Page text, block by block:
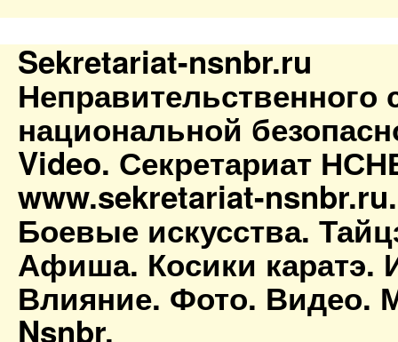
Sekretariat-nsnbr.ru
Неправительственного
национальной
Video. Секретариат
www.sekretariat-
Боевые искусства.
Афиша. Косики каратэ.
Влияние. Фото. Видео.
Nsnbr.